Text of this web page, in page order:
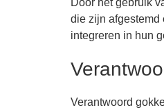
Door het gebruik
die zijn afgestemd
integreren in hun
Verantwoord